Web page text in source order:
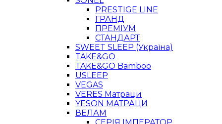
PRESTIGE LINE
ГРАНД
ПРЕМІУМ
СТАНДАРТ
SWEET SLEEP (Україна)
TAKE&GO
TAKE&GO Bamboo
USLEEP
VEGAS
VERES Матраци
YESON МАТРАЦИ
ВЕЛАМ